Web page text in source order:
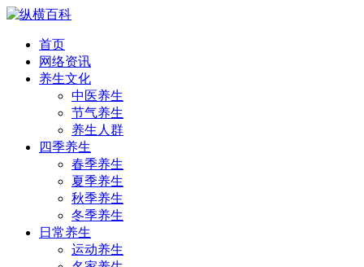
首页
网络资讯
养生文化
中医养生
节气养生
养生人群
四季养生
春季养生
夏季养生
秋季养生
冬季养生
日常养生
运动养生